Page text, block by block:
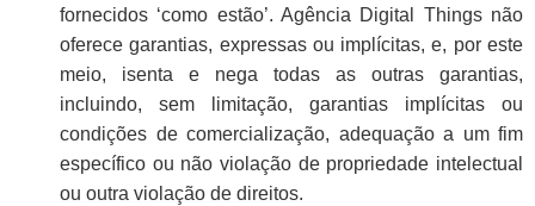
fornecidos ‘como estão’. Agência Digital Things não
oferece garantias, expressas ou implícitas, e, por este
meio, isenta e nega todas as outras garantias,
incluindo, sem limitação, garantias implícitas ou
condições de comercialização, adequação a um fim
específico ou não violação de propriedade intelectual
ou outra violação de direitos.